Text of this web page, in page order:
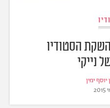
הסטודיו
נייקי
יוסף ימין